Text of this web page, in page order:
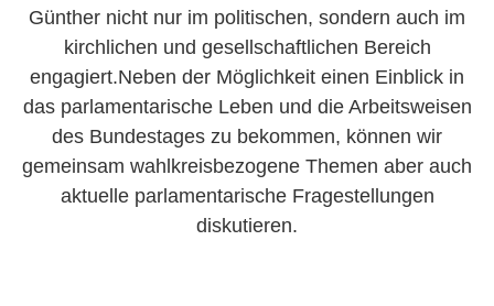
Günther nicht nur im politischen, sondern auch im
kirchlichen und gesellschaftlichen Bereich
engagiert.Neben der Möglichkeit einen Einblick in
das parlamentarische Leben und die Arbeitsweisen
des Bundestages zu bekommen, können wir
gemeinsam wahlkreisbezogene Themen aber auch
aktuelle parlamentarische Fragestellungen
diskutieren.